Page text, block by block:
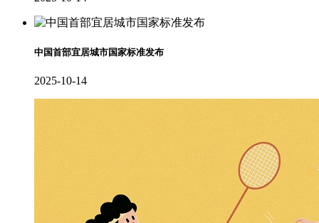
中国首部宜居城市国家标准发布
2025-10-14